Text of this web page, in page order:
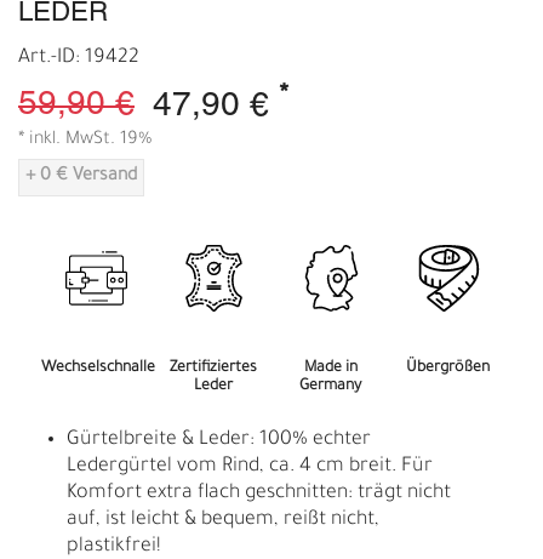
EDER
Art.-ID: 19422
59,90 € 47,90 € *
* inkl. MwSt. 19%
+ 0 € Versand
Wechselschnalle
Zertifiziertes
Leder
Made in
Germany
Übergrößen
Gürtelbreite & Leder: 100% echter
Ledergürtel vom Rind, ca. 4 cm breit. Für
Komfort extra flach geschnitten: trägt nicht
auf, ist leicht & bequem, reißt nicht,
plastikfrei!